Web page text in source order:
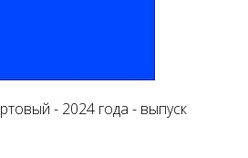
- 2024 года - выпуск